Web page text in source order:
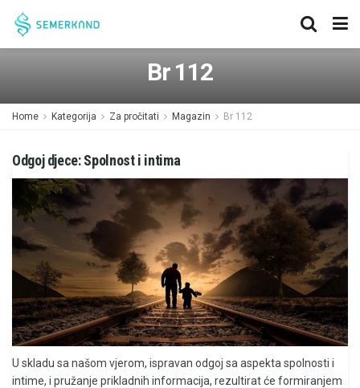
Br 112
Home Kategorija Za pročitati Magazin Br 112
Odgoj djece: Spolnost i intima
U skladu sa našom vjerom, ispravan odgoj sa aspekta spolnosti i
intime, i pružanje prikladnih informacija, rezultirat će formiranjem